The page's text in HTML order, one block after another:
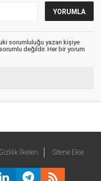
sorumluluğu yazan kişiye
değildir. Her bir yorum
Gizlilik İlkeleri Sitene Ekle